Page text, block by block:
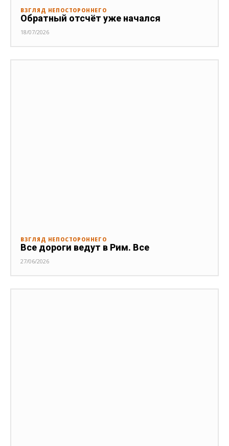
ВЗГЛЯД НЕПОСТОРОННЕГО
Обратный отсчёт уже начался
18/07/2026
ВЗГЛЯД НЕПОСТОРОННЕГО
Все дороги ведут в Рим. Все
27/06/2026